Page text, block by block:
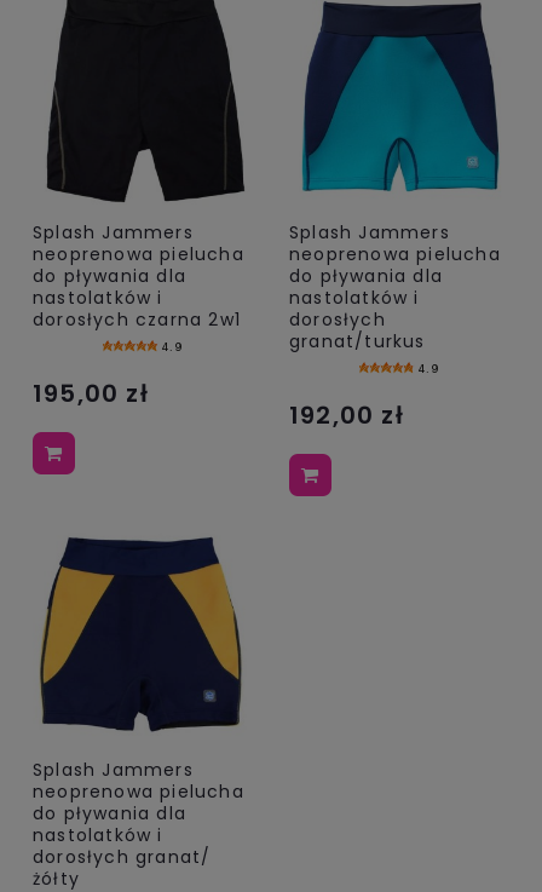
Splash Jammers
neoprenowa pielucha
do pływania dla
nastolatków i
dorosłych czarna 2w1
4.9
195,00 zł
Splash Jammers
neoprenowa pielucha
do pływania dla
nastolatków i
dorosłych
granat/turkus
4.9
192,00 zł
Splash Jammers
neoprenowa pielucha
do pływania dla
nastolatków i
dorosłych granat/
żółty